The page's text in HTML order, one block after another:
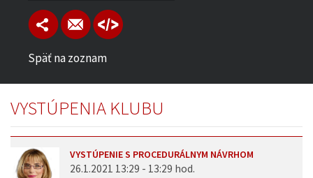
Späť na zoznam
VYSTÚPENIA KLUBU
VYSTÚPENIE S PROCEDURÁLNYM NÁVRHOM
26.1.2021 13:29 - 13:29 hod.